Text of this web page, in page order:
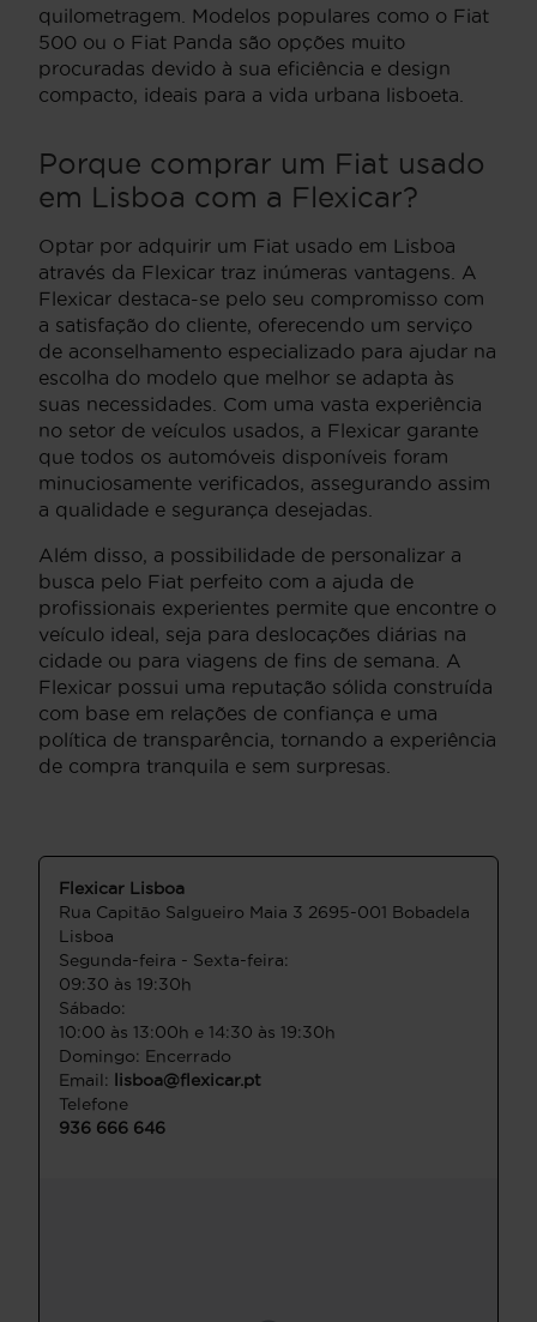
quilometragem. Modelos populares como o Fiat
500 ou o Fiat Panda são opções muito
procuradas devido à sua eficiência e design
compacto, ideais para a vida urbana lisboeta.
Porque comprar um Fiat usado
em Lisboa com a Flexicar?
Optar por adquirir um Fiat usado em Lisboa
através da Flexicar traz inúmeras vantagens. A
Flexicar destaca-se pelo seu compromisso com
a satisfação do cliente, oferecendo um serviço
de aconselhamento especializado para ajudar na
escolha do modelo que melhor se adapta às
suas necessidades. Com uma vasta experiência
no setor de veículos usados, a Flexicar garante
que todos os automóveis disponíveis foram
minuciosamente verificados, assegurando assim
a qualidade e segurança desejadas.
Além disso, a possibilidade de personalizar a
busca pelo Fiat perfeito com a ajuda de
profissionais experientes permite que encontre o
veículo ideal, seja para deslocações diárias na
cidade ou para viagens de fins de semana. A
Flexicar possui uma reputação sólida construída
com base em relações de confiança e uma
política de transparência, tornando a experiência
de compra tranquila e sem surpresas.
Flexicar Lisboa
Rua Capitāo Salgueiro Maia 3 2695-001 Bobadela
Lisboa
Segunda-feira - Sexta-feira:
09:30 às 19:30h
Sábado:
10:00 às 13:00h e 14:30 às 19:30h
Domingo: Encerrado
Email: lisboa@flexicar.pt
Telefone
936 666 646